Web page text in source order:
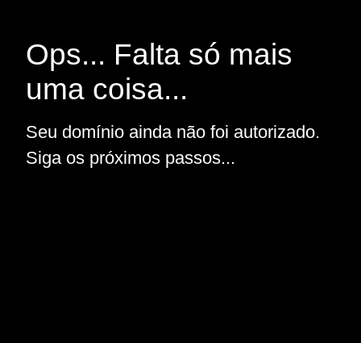
Ops... Falta só mais
uma coisa...
Seu domínio ainda não foi autorizado.
Siga os próximos passos...